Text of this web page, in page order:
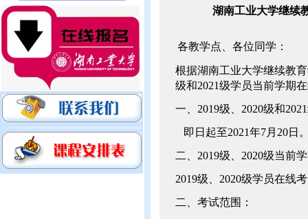
湖南工业大学继续
各教学点、各位同学：
根据湖南工业大学继续教
级和2021级学员当前学期
一、2019级、2020级和
即日起至2021年7月20日
二、2019级、2020级当前
2019级、2020级学员在线
二、考试范围：